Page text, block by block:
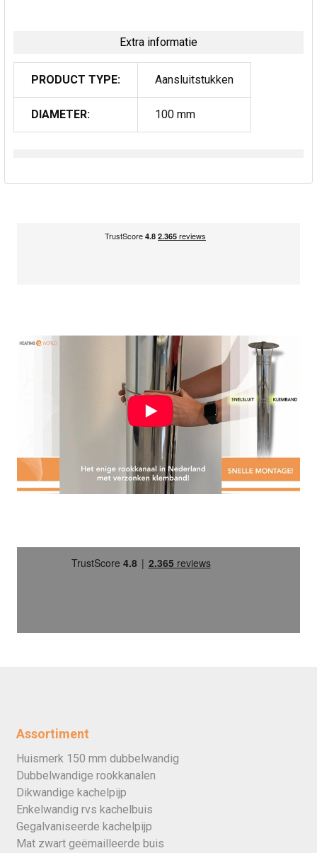
Extra informatie
PRODUCT TYPE: Aansluitstukken
DIAMETER: 100 mm
Assortiment
Huismerk 150 mm dubbelwandig
Dubbelwandige rookkanalen
Dikwandige kachelpijp
Enkelwandig rvs kachelbuis
Gegalvaniseerde kachelpijp
Mat zwart geëmailleerde buis